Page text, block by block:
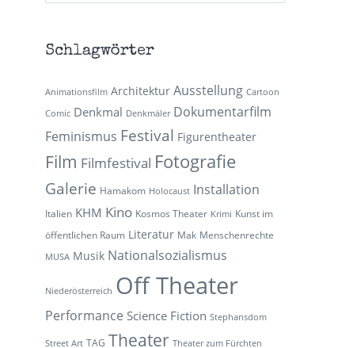
Schlagwörter
Animationsfilm Architektur Ausstellung Cartoon
Comic Denkmal Denkmäler Dokumentarfilm
Feminismus Festival Figurentheater
Film Filmfestival Fotografie
Galerie Hamakom Holocaust Installation
Italien KHM Kino Kosmos Theater Krimi Kunst im
öffentlichen Raum Literatur Mak Menschenrechte
MUSA Musik Nationalsozialismus
Niederösterreich Off Theater
Performance Science Fiction Stephansdom
Street Art TAG Theater Theater zum Fürchten